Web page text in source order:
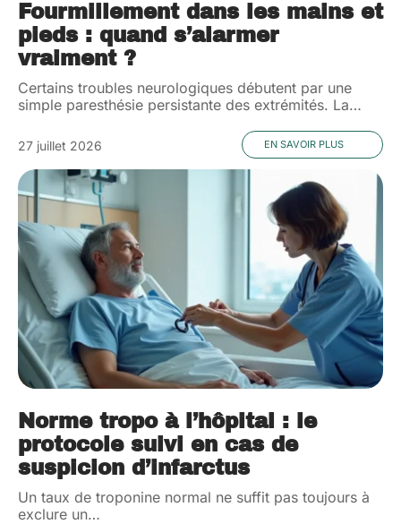
Fourmillement dans les mains et
pieds : quand s’alarmer
vraiment ?
Certains troubles neurologiques débutent par une
simple paresthésie persistante des extrémités. La…
27 juillet 2026 EN SAVOIR PLUS
Norme tropo à l’hôpital : le
protocole suivi en cas de
suspicion d’infarctus
Un taux de troponine normal ne suffit pas toujours à
exclure un…